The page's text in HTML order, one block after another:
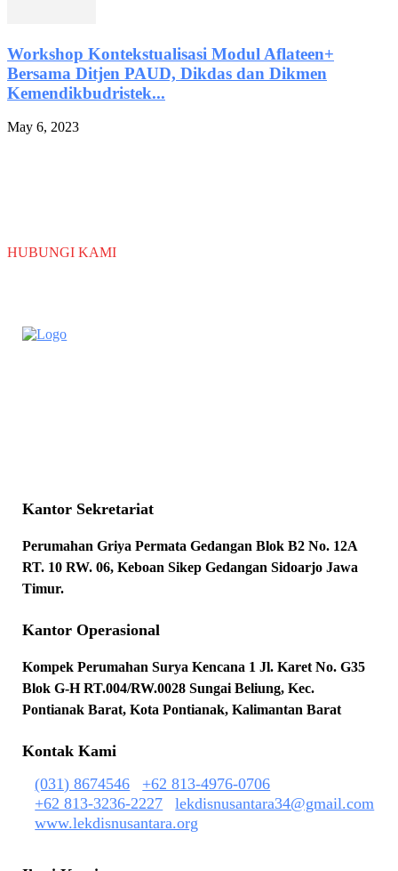
Workshop Kontekstualisasi Modul Aflateen+
Bersama Ditjen PAUD, Dikdas dan Dikmen
Kemendikbudristek...
May 6, 2023
HUBUNGI KAMI
Kantor Sekretariat
Perumahan Griya Permata Gedangan Blok B2 No. 12A
RT. 10 RW. 06, Keboan Sikep Gedangan Sidoarjo Jawa
Timur.
Kantor Operasional
Kompek Perumahan Surya Kencana 1 Jl. Karet No. G35
Blok G-H RT.004/RW.0028 Sungai Beliung, Kec.
Pontianak Barat, Kota Pontianak, Kalimantan Barat
Kontak Kami
(031) 8674546
+62 813-4976-0706
+62 813-3236-2227
lekdisnusantara34@gmail.com
www.lekdisnusantara.org